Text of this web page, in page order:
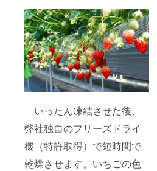
いったん凍結させた後、
弊社独自のフリーズドライ
機（特許取得）で短時間で
乾燥させます。いちごの色